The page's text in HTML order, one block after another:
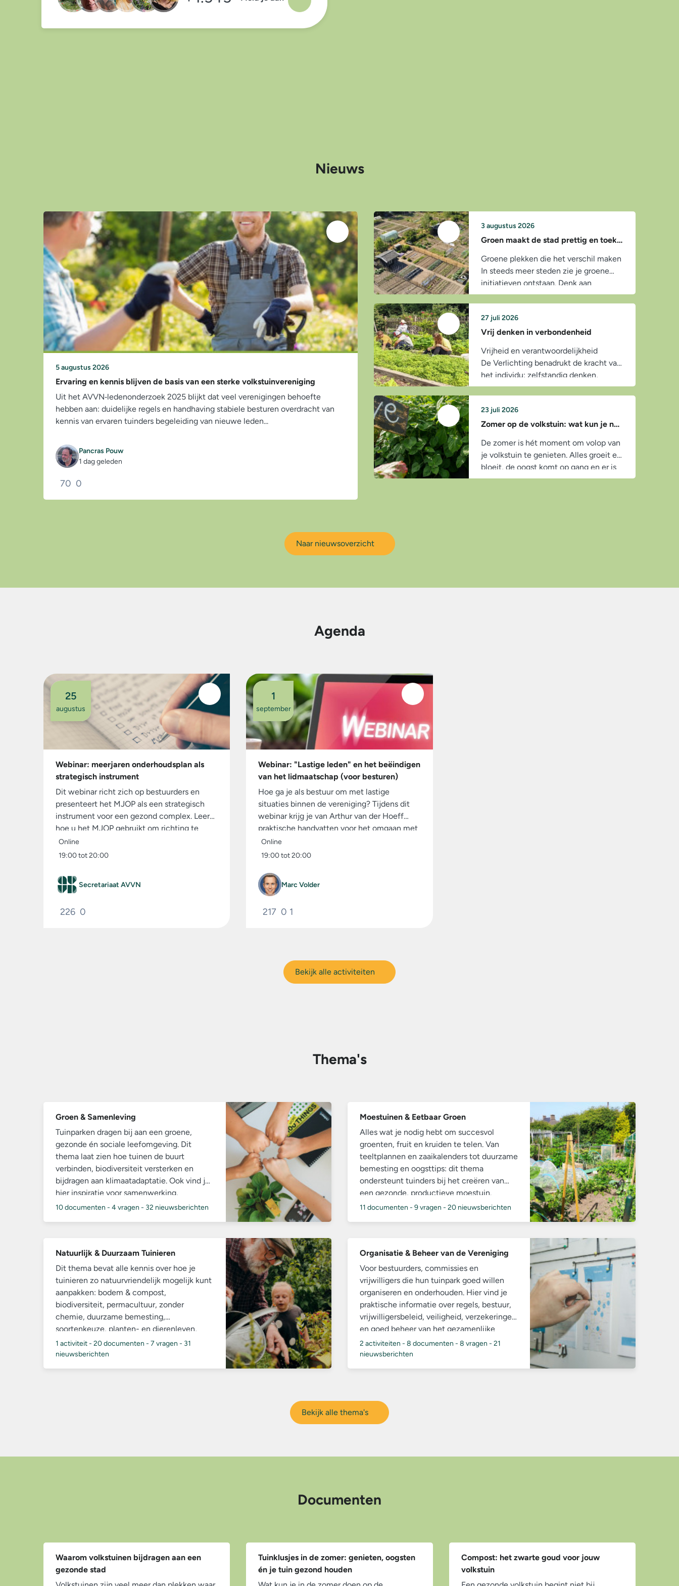
Nieuws
5 augustus 2026
Ervaring en kennis blijven de basis van een sterke volkstuinvereniging
Uit het AVVN‑ledenonderzoek 2025 blijkt dat veel verenigingen behoefte
hebben aan: duidelijke regels en handhaving stabiele besturen overdracht van
kennis van ervaren tuinders begeleiding van nieuwe leden...
Pancras Pouw
1 dag geleden
70 0
3 augustus 2026
Groen maakt de stad prettig en toekomstbestendig
Groene plekken die het verschil maken
In steeds meer steden zie je groene
initiatieven ontstaan. Denk aan
buurtmoestuinen, voedselbossen,
Deze plekken zorgen voor:...
27 juli 2026
Vrij denken in verbondenheid
Vrijheid en verantwoordelijkheid
De Verlichting benadrukt de kracht van
het individu: zelfstandig denken,
oordelen en spreken. Ubuntu legt de
overtuiging dat ieder mens pas...
23 juli 2026
Zomer op de volkstuin: wat kun je nu doen?
De zomer is hét moment om volop van
je volkstuin te genieten. Alles groeit en
bloeit, de oogst komt op gang en er is
overal leven te ontdekken. Maar juist in
Naar nieuwsoverzicht
Agenda
25
augustus
Webinar: meerjaren onderhoudsplan als
strategisch instrument
Dit webinar richt zich op bestuurders en
presenteert het MJOP als een strategisch
instrument voor een gezond complex. Leer
hoe u het MJOP gebruikt om richting te
geven aan beheer, beplanting en de
samenwerking met de gemeente.
Online
19:00 tot 20:00
Secretariaat AVVN
226 0
1
september
Webinar: "Lastige leden" en het beëindigen
van het lidmaatschap (voor besturen)
Hoe ga je als bestuur om met lastige
situaties binnen de vereniging? Tijdens dit
webinar krijg je van Arthur van der Hoeff
praktische handvatten voor het omgaan met
conflicten, ongewenst gedrag en complexe
ledenkwesties. Ook wordt ingegaan op de...
Online
19:00 tot 20:00
Marc Volder
217 0 1
Bekijk alle activiteiten
Thema's
Groen & Samenleving
Tuinparken dragen bij aan een groene,
gezonde én sociale leefomgeving. Dit
thema laat zien hoe tuinen de buurt
verbinden, biodiversiteit versterken en
bijdragen aan klimaatadaptatie. Ook vind je
hier inspiratie voor samenwerking,
activiteiten en buurtparticipatie.
10 documenten - 4 vragen - 32 nieuwsberichten
Moestuinen & Eetbaar Groen
Alles wat je nodig hebt om succesvol
groenten, fruit en kruiden te telen. Van
teeltplannen en zaaikalenders tot duurzame
bemesting en oogsttips: dit thema
ondersteunt tuinders bij het creëren van
een gezonde, productieve moestuin.
11 documenten - 9 vragen - 20 nieuwsberichten
Natuurlijk & Duurzaam Tuinieren
Dit thema bevat alle kennis over hoe je
tuinieren zo natuurvriendelijk mogelijk kunt
aanpakken: bodem & compost,
biodiversiteit, permacultuur, zonder
chemie, duurzame bemesting,
soortenkeuze, planten- en dierenleven,
insectvriendelijk materiaal,
seizoensgebonden onderhoud etc. Hiermee
1 activiteit- 20 documenten - 7 vragen - 31
nieuwsberichten
Organisatie & Beheer van de Vereniging
Voor bestuurders, commissies en
vrijwilligers die hun tuinpark goed willen
organiseren en onderhouden. Hier vind je
praktische informatie over regels, bestuur,
vrijwilligersbeleid, veiligheid, verzekeringen
en goed beheer van het gezamenlijke
tuinpark.
2 activiteiten - 8 documenten - 8 vragen - 21
nieuwsberichten
Bekijk alle thema's
Documenten
Waarom volkstuinen bijdragen aan een
gezonde stad
Tuinklusjes in de zomer: genieten, oogsten
én je tuin gezond houden
Compost: het zwarte goud voor jouw
volkstuin